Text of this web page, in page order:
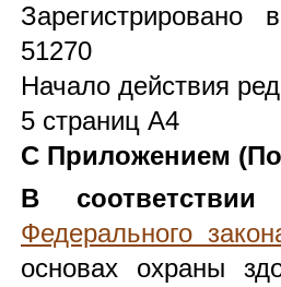
51270
Начало действия
5 страниц А4
С Приложением
В соответствии
Федерального
основах охраны